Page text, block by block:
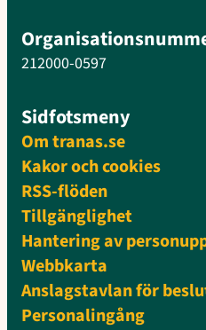
212000-0597
Sidfotsmeny
Om tranas.se
Kakor och cookies
RSS-flöden
Tillgänglighet
Hantering av
Webbkarta
Anslagstavlan för
Personalingång